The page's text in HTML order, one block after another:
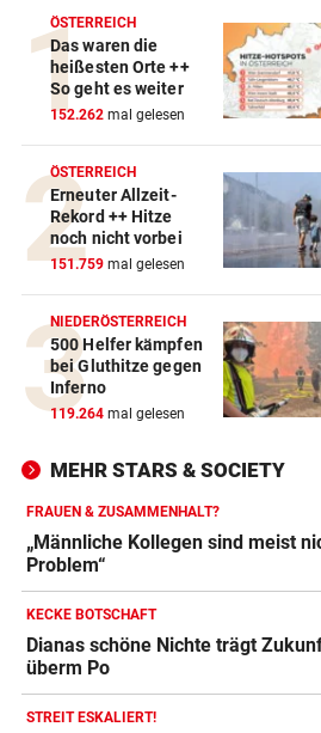
Frau fällt bei Unwetter von
und geht unter
CHAMPIONS-LEAGUE-TRAUM vor
„Wir leben noch!“ Sturm
sich kämpferisch
„KRONE“ TRAF IHN vor 2
So offen sprach Brasilien-
vor Salzburg-Match
BELASTUNG STEIGT IN NÖ
300 Tage im Jahr lassen
Allergiker niesen
FIFA UND INFANTINO vor
und neue Vorwürfe
VOR KÜSTE OMANS vor
Tanker meldet Explosionen in
Straße von Hormuz
URTEIL GEFALLEN vor
Altacher Kies-Krieg: Gericht
Franz Kopf recht
ÖSTERREICH
Das waren die
heißesten Orte ++
So geht es weiter
152.262 mal gelesen
ÖSTERREICH
Erneuter Allzeit-
Rekord ++ Hitze
noch nicht vorbei
151.759 mal gelesen
NIEDERÖSTERREICH
500 Helfer kämpfen
bei Gluthitze gegen
Inferno
119.264 mal gelesen
MEHR STARS & SOCIETY
FRAUEN & ZUSAMMENHALT?
„Männliche Kollegen sind meist
Problem“
KECKE BOTSCHAFT
Dianas schöne Nichte trägt
überm Po
STREIT ESKALIERT!